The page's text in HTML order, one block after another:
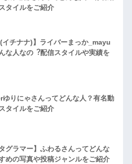
タイルをご紹介
イチナナ)】ライバーまっか_mayu
な人なの︖配信スタイルや実績を
りにゃさんってどんな⼈？有名動
タイルをご紹介
グラマー】ふわるさんってどんな
めの写真や投稿ジャンルをご紹介